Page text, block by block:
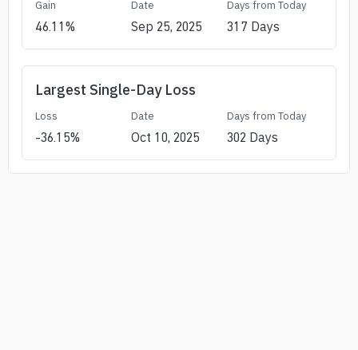
Gain
46.11 %
Date
Sep 25, 2025
Days from Today
317 Days
Largest Single-Day Loss
Loss
-36.15%
Date
Oct 10, 2025
Days from Today
302 Days